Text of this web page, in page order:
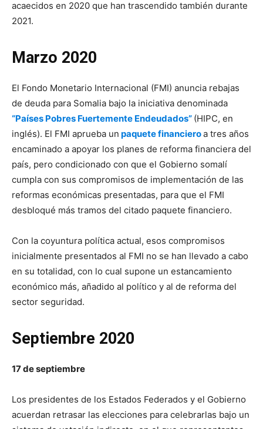
acaecidos en 2020 que han trascendido también durante
2021.
Marzo 2020
El Fondo Monetario Internacional (FMI) anuncia rebajas
de deuda para Somalia bajo la iniciativa denominada
“Países Pobres Fuertemente Endeudados” (HIPC, en
inglés). El FMI aprueba un paquete financieroa tres años
encaminado a apoyar los planes de reforma financiera del
país, pero condicionado con que el Gobierno somalí
cumpla con sus compromisos de implementación de las
reformas económicas presentadas, para que el FMI
desbloqué más tramos del citado paquete financiero.
Con la coyuntura política actual, esos compromisos
inicialmente presentados al FMI no se han llevado a cabo
en su totalidad, con lo cual supone un estancamiento
económico más, añadido al político y al de reforma del
sector seguridad.
Septiembre 2020
17 de septiembre
Los presidentes de los Estados Federados y el Gobierno
acuerdan retrasar las elecciones para celebrarlas bajo un